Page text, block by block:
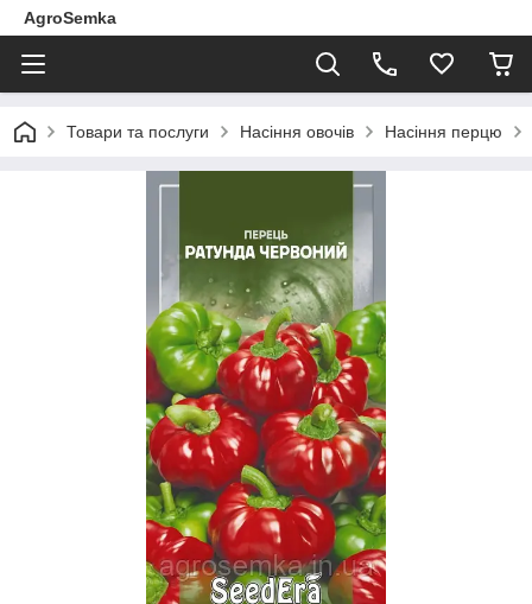
AgroSemka
Товари та послуги Насіння овочів Насіння перцю